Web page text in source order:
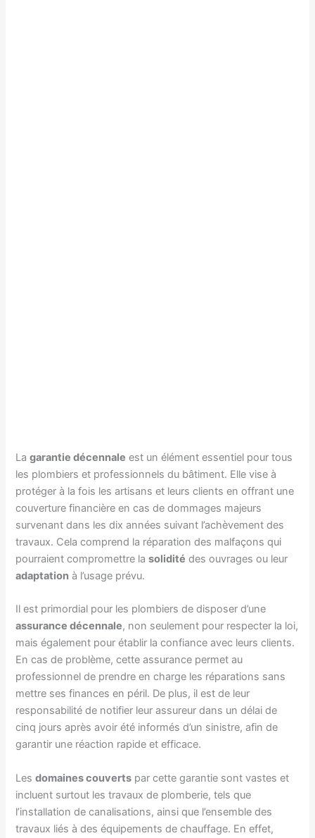
Lagarantie décennale est un élément essentiel pour tous
les plombiers et professionnels du bâtiment. Elle vise à
protéger à la fois les artisans et leurs clients en offrant une
couverture financière en cas de dommages majeurs
survenant dans les dix années suivant l’achèvement des
travaux. Cela comprend la réparation des malfaçons qui
pourraient compromettre lasolidité des ouvrages ou leur
adaptation à l’usage prévu.
Il est primordial pour les plombiers de disposer d’une
assurance décennale, non seulement pour respecter la loi,
mais également pour établir la confiance avec leurs clients.
En cas de problème, cette assurance permet au
professionnel de prendre en charge les réparations sans
mettre ses finances en péril. De plus, il est de leur
responsabilité de notifier leur assureur dans un délai de
cinq jours après avoir été informés d’un sinistre, afin de
garantir une réaction rapide et efficace.
Lesdomaines couverts par cette garantie sont vastes et
incluent surtout les travaux de plomberie, tels que
l’installation de canalisations, ainsi que l’ensemble des
travaux liés à des équipements de chauffage. En effet,